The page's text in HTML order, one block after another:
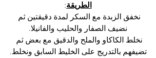
الطريقة:
نخفق الزبدة مع السكر لمدة دقيقتين ثم
نضيف الصفار والحليب والفانيلا.
نخلط الكاكاو والملح والدقيق مع بعض ثم
تضيفهم بالتدريج على الخليط السابق ونخلط.